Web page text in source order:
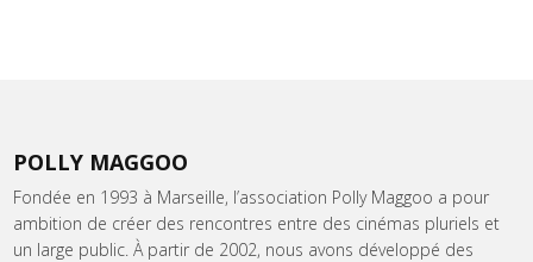
POLLY MAGGOO
Fondée en 1993 à Marseille, l’association Polly Maggoo a pour
ambition de créer des rencontres entre des cinémas pluriels et
un large public. À partir de 2002, nous avons développé des